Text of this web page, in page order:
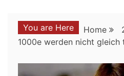
You are Here Home
1000e werden nicht gleich